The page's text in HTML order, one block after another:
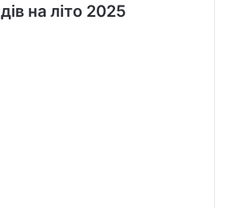
на літо 2025